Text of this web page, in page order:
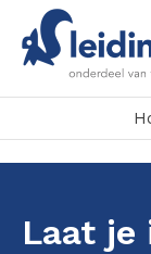
Laat je